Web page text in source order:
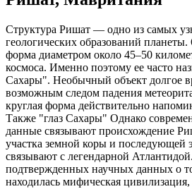
Структура Ришат — одно из самых
геологических образований
форма диаметром около 45–50
космоса. Именно поэтому ее часто
Сахары". Необычный объект долгое
возможным следом падения
круглая форма действительно
Также "глаз Сахары" Однако
данные связывают происхождение
участка земной коры и последующей
связывают с легендарной
подтвержденных научных данных о
находилась мифическая цивилизация,